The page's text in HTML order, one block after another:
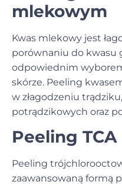
mlekowym
Kwas mlekowy jest
porównaniu do kwasu
odpowiednim
skórze. Peeling
w złagodzeniu
potrądzikowych oraz
Peeling TCA
Peeling
zaawansowaną formą